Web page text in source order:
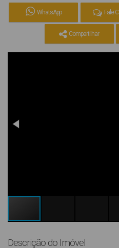
WhatsApp Fale
Compartilhar
Descrição do Imóvel